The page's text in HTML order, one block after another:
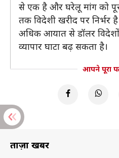
से एक है और घरेलू मांग को
तक विदेशी खरीद पर निर्भर
अधिक आयात से डॉलर
व्यापार घाटा बढ़ सकता है।
आपने पूरा
ताज़ा खबरें